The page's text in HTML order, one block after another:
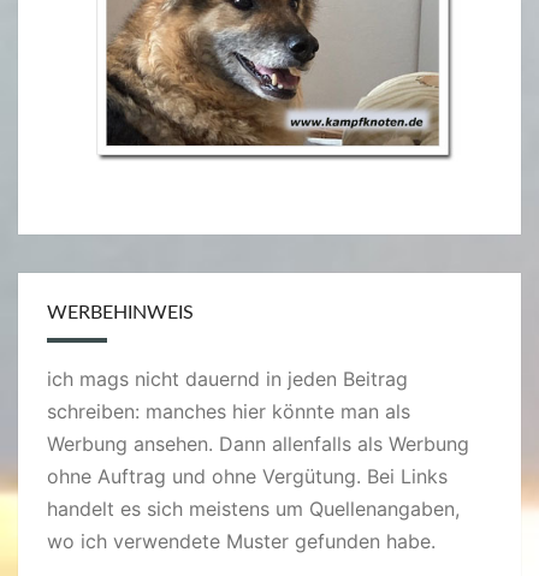
L
O
WERBEHINWEIS
ich mags nicht dauernd in jeden Beitrag
schreiben: manches hier könnte man als
Werbung ansehen. Dann allenfalls als Werbung
ohne Auftrag und ohne Vergütung. Bei Links
handelt es sich meistens um Quellenangaben,
wo ich verwendete Muster gefunden habe.